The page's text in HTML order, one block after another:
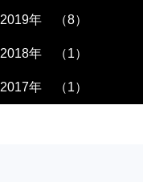
2019年 （8）
2018年 （1）
2017年 （1）